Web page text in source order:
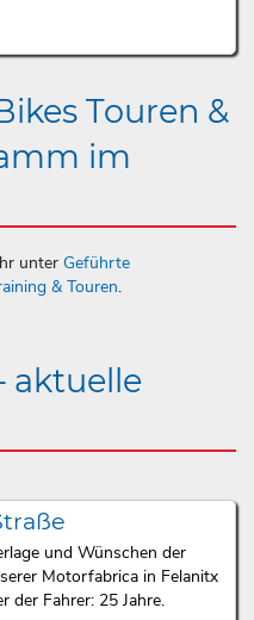
Touren &
im
unter Geführte
& Touren.
aktuelle
und Wünschen der
Motorfabrica in Felanitx
der Fahrer: 25 Jahre.